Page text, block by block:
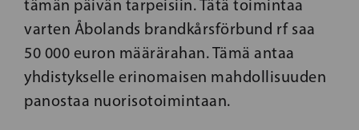
tämän päivän tarpeisiin. Tätä toimintaa
varten Åbolands brandkårsförbund rf saa
50 000 euron määrärahan. Tämä antaa
yhdistykselle erinomaisen mahdollisuuden
panostaa nuorisotoimintaan.